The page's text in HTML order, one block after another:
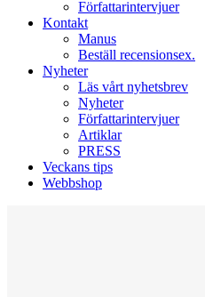
Författarintervjuer
Kontakt
Manus
Beställ recensionsex.
Nyheter
Läs vårt nyhetsbrev
Nyheter
Författarintervjuer
Artiklar
PRESS
Veckans tips
Webbshop